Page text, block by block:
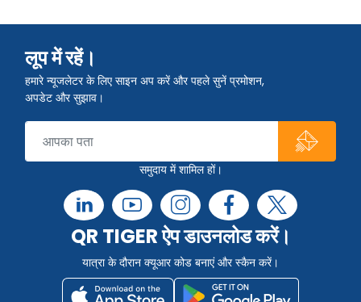
लूप में रहें।
हमारे न्यूजलेटर के लिए साइन अप करें और पहले सुनें प्रमोशन,
अपडेट और सुझाव।
समुदाय में शामिल हों।
QR TIGER ऐप डाउनलोड करें।
यात्रा के दौरान क्यूआर कोड बनाएं और स्कैन करें।